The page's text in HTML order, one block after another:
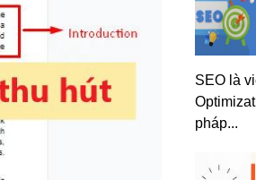
SEO là
pháp...